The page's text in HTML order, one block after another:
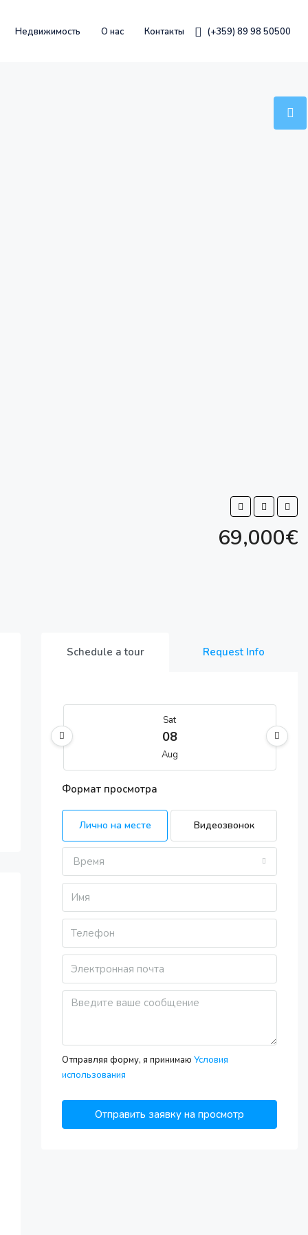
Недвижимость О нас Контакты (+359) 89 98 50500
69,000€
Schedule a tour Request Info
Sat
08
Aug
09
10
11
Aug
Aug
13
Aug
Формат просмотра
Лично на месте Видеозвонок
Время
Отправляя форму, я принимаю Условия
использования
Отправить заявку на просмотр